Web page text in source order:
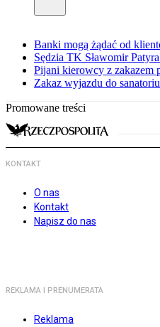
Banki mogą żądać od
Sędzia TK Sławomir
Pijani kierowcy z zakazem
Zakaz wyjazdu do
Promowane treści
KONTAKT
O nas
Kontakt
Napisz do nas
REKLAMA I PRENUMERATA
Reklama